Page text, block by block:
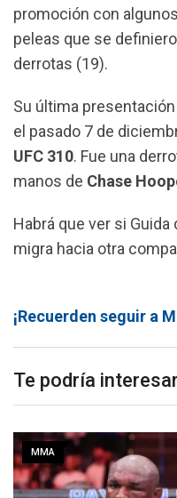
promoción con
peleas que se
derrotas (19).
Su última
el pasado 7 de
UFC 310. Fue una
manos de Chase
Habrá que ver si
migra hacia otra
¡Recuerden seguir a
Te podría interesar
MMA